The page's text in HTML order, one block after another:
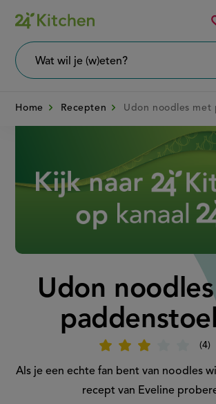
Overslaan
en
naar
wil
Home Recepten Udon noodles met
Udon
4
'Udon
noodles
met
paddenstoelen
Als je een echte fan bent van noodles
recept van Eveline